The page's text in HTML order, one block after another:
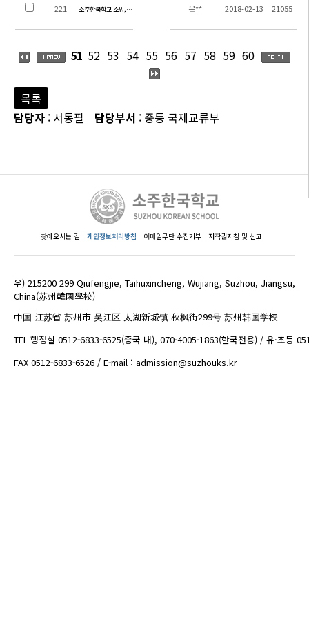
221 소주한국학교 소방,보안,조경 관리 용역 입찰공고
은** 2018-02-13 21055
51 52 53 54 55 56 57 58 59 60
목록
담당자 : 서동필 담당부서 : 중등 국제교류부
찾아오시는 길 개인정보처리방침 이메일무단 수집거부 저작권지침 및 신고
우) 215200 299 Qiufengjie, Taihuxincheng, Wujiang, Suzhou, Jiangsu,
China(苏州韓國學校)
中国 江苏省 苏州市 吴江区 太湖新城镇 秋枫街299号 苏州韩国学校
TEL 행정실 0512-6833-6525(중국 내), 070-4005-1863(한국전용) / 유·초등
FAX 0512-6833-6526 / E-mail : admission@suzhouks.kr